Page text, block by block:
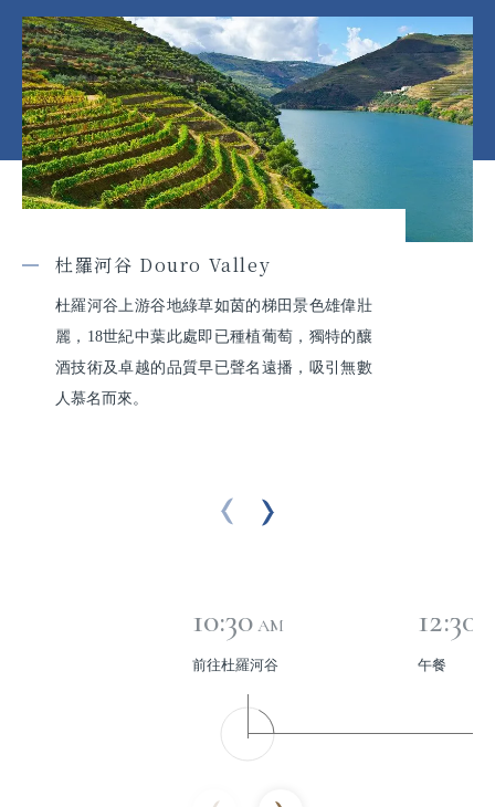
杜羅河谷 Douro Valley
杜羅河谷上游谷地綠草如茵的梯田景色雄偉壯
麗，18世紀中葉此處即已種植葡萄，獨特的釀
酒技術及卓越的品質早已聲名遠播，吸引無數
人慕名而來。
10:30 AM
前往杜羅河谷
12:30
午餐